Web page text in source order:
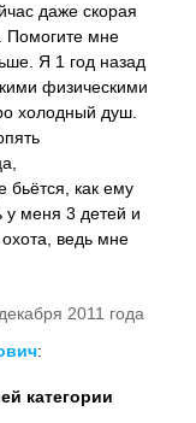
даже скорая
Помогите мне
Я 1 год назад
физическими
холодный душ.
бьётся, как ему
у меня 3 детей и
ведь мне
2011 года
:
категории